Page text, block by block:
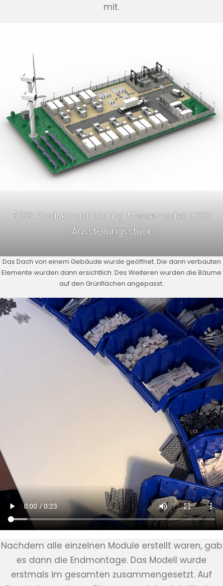
mit.
BESS Produktnachbildung Messemodell LEGO
Ausstellungsstück
Das Dach von einem Gebäude wurde geöffnet. Die darin verbauten
Elemente wurden dann ersichtlich. Des Weiteren wurden die Bäume
auf den Grünflächen angepasst.
Nachdem alle einzelnen Module erstellt waren, gab
es dann die Endmontage. Das Modell wurde
erstmals im gesamten zusammengesetzt. Auf